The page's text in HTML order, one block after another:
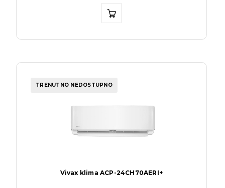
TRENUTNO NEDOSTUPNO
Vivax klima ACP-24CH70AERI+